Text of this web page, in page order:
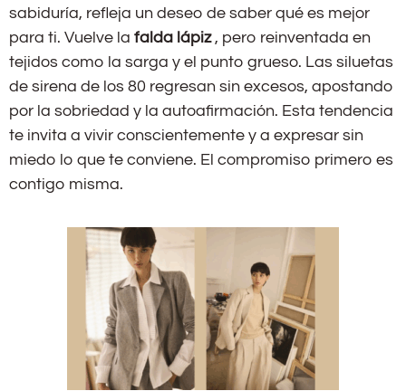
sabiduría, refleja un deseo de saber qué es mejor
para ti. Vuelve la falda lápiz, pero reinventada en
tejidos como la sarga y el punto grueso. Las siluetas
de sirena de los 80 regresan sin excesos, apostando
por la sobriedad y la autoafirmación. Esta tendencia
te invita a vivir conscientemente y a expresar sin
miedo lo que te conviene. El compromiso primero es
contigo misma.